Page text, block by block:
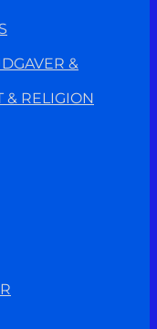
&
& RELIGION